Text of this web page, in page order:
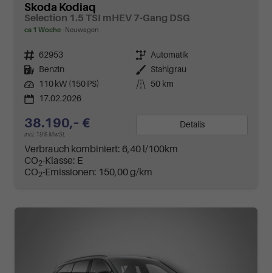
Skoda Kodiaq
Selection 1.5 TSI mHEV 7-Gang DSG
ca 1 Woche Neuwagen
Fahrzeugnr. 62953 Getriebe Automatik
Kraftstoff
Benzin Außenfarbe
Stahlgrau
Leistung
110 kW (150 PS) Kilometerstand
50 km
17.02.2026
38.190,– €
incl. 19% MwSt.
Details
Verbrauch kombiniert: 6,40 l/100km
CO2-Klasse: E
CO2-Emissionen: 150,00 g/km